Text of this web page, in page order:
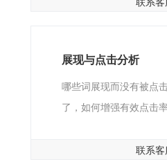
展现与点击分析
哪些词展现而没有被点
了，如何增强有效点击
联系客